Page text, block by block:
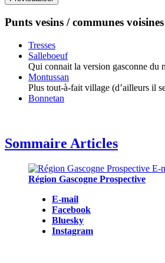
Punts vesins / communes
Tresses
Salleboeuf
Qui connait la version gasconne
Montussan
Plus tout-à-fait village (d’ailleurs il
Bonnetan
Sommaire Articles
Région Gascogne Prospective
E-mail
Facebook
Bluesky
Instagram